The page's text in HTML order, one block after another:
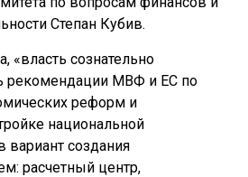
Степан Кубив.
«власть сознательно
рекомендации МВФ и ЕС по
реформ и
национальной
создания
расчетный центр,